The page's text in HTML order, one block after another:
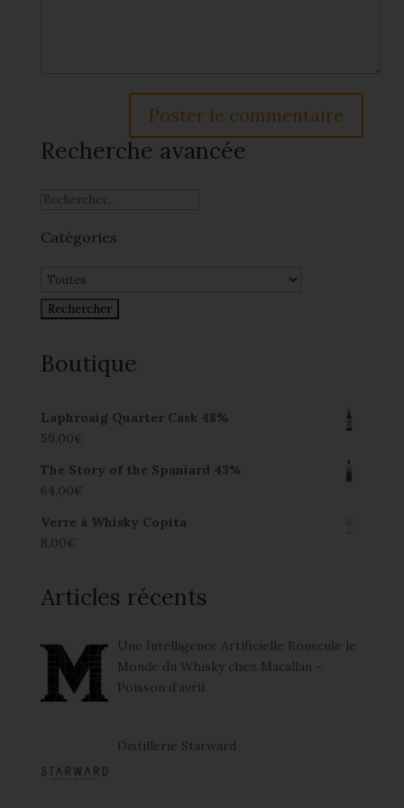
Recherche avancée
Catégories
Boutique
Laphroaig Quarter Cask 48%
59,00€
The Story of the Spaniard 43%
64,00€
Verre à Whisky Copita
8,00€
Articles récents
Une Intelligence Artificielle Bouscule le
Monde du Whisky chez Macallan –
Poisson d’avril
Distillerie Starward